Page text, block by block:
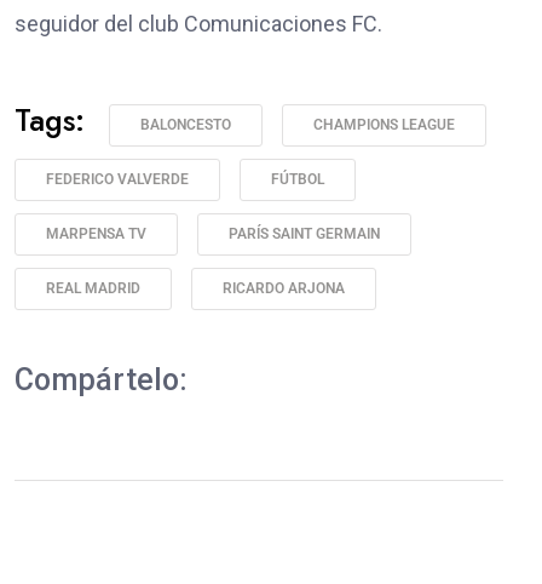
seguidor del club Comunicaciones FC.
Tags: BALONCESTO CHAMPIONS LEAGUE
FEDERICO VALVERDE FÚTBOL
MARPENSA TV PARÍS SAINT GERMAIN
REAL MADRID RICARDO ARJONA
Compártelo: